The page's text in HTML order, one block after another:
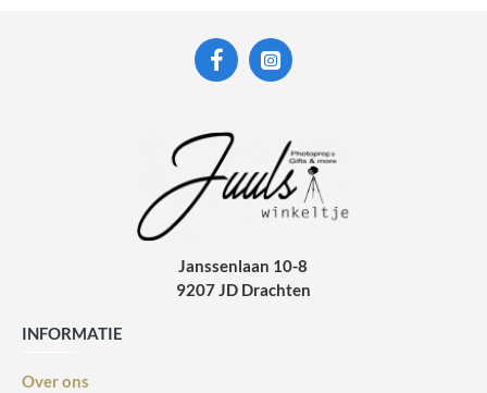
Janssenlaan 10-8
9207 JD Drachten
INFORMATIE
Over ons